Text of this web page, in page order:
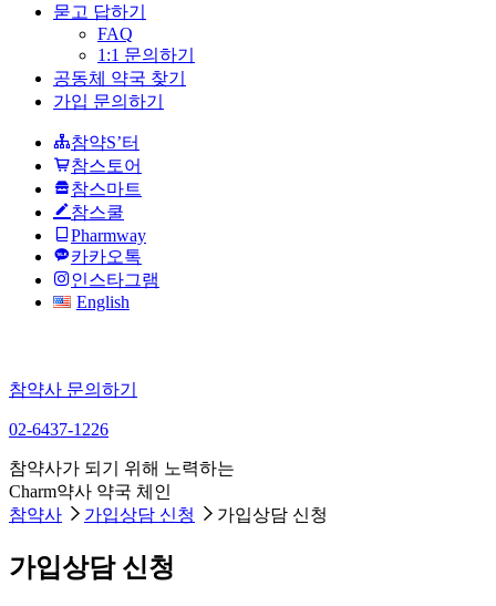
묻고 답하기
FAQ
1:1 문의하기
공동체 약국 찾기
가입 문의하기
참약S’터
참스토어
참스마트
참스쿨
Pharmway
카카오톡
인스타그램
English
참약사 문의하기
02-6437-1226
참약사가 되기 위해 노력하는
Charm약사 약국 체인
참약사
가입상담 신청 가입상담 신청
가입상담 신청